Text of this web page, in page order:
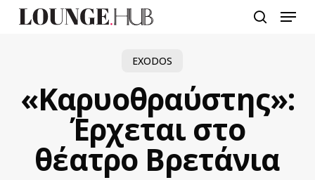
Menu
EXODOS
«Καρυοθραύστης»:
Έρχεται στο
θέατρο Βρετάνια